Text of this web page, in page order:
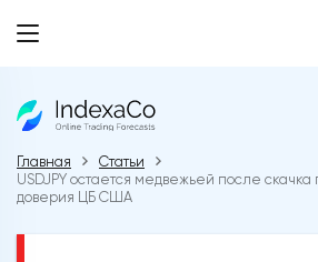
Главная
Статьи
USDJPY остается медвежьей после скачка
доверия ЦБ США